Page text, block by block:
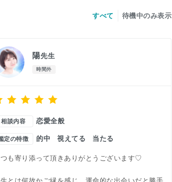
すべて 待機中のみ表示
陽先生
時間外
相談内容 恋愛全般
定の特徴 的中 視えてる 当たる
も寄り添って頂きありがとうございます♡